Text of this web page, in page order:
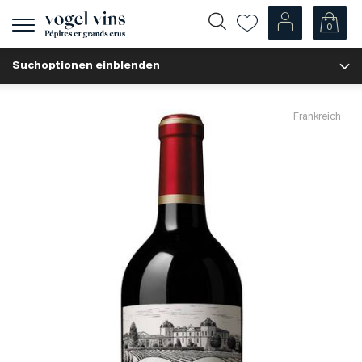
Suchoptionen einblenden
0
Navigation
zeigen
Unsere Weine nach Ländern
Frankreich